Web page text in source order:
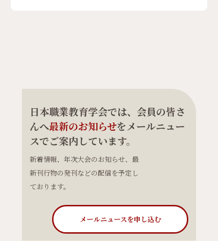
日本職業教育学会では、会員の皆さ
んへ最新のお知らせをメールニュー
スでご案内しています。
新着情報、年次大会のお知らせ、最
新刊行物の発刊などの配信を予定し
ております。
メールニュースを申し込む